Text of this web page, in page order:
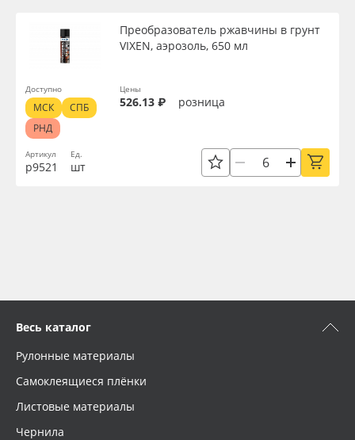
Артикул
р9521
Преобразователь ржавчины в грунт
VIXEN, аэрозоль, 650 мл
Ед.
шт
Цены
526.13 ₽ розница
Доступно
МСК
СПБ
РНД
Весь каталог
Рулонные материалы
Самоклеящиеся плёнки
Листовые материалы
Чернила